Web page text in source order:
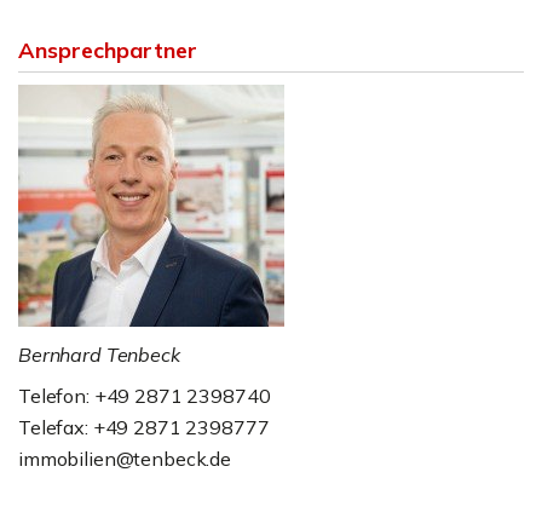
Ansprechpartner
Bernhard Tenbeck
Telefon: +49 2871 2398740
Telefax: +49 2871 2398777
immobilien@tenbeck.de